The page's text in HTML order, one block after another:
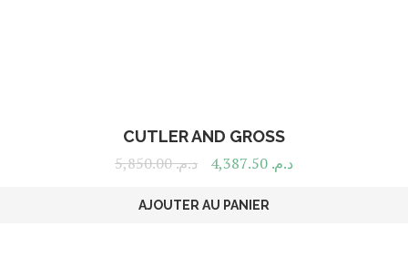
CUTLER AND GROSS
د.م.5,850.00 د.م.
AJOUTER AU PANIER